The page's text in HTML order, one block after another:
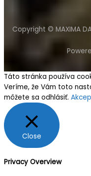
Copyright © MAXIMA
Táto stránka používa
Veríme, že Vám toto
môžete sa odhlásiť.
Close
Privacy Overview